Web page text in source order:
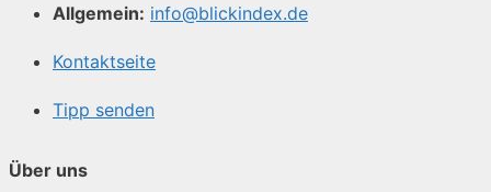
Allgemein: info@blickindex.de
Kontaktseite
Tipp senden
Über uns